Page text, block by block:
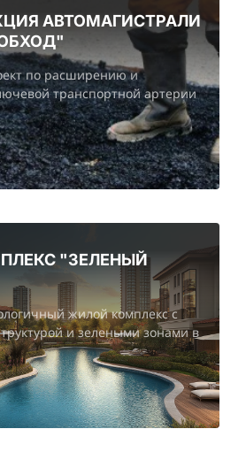
АВТОМАГИСТРАЛИ
по расширению и
транспортной артерии
"ЗЕЛЕНЫЙ
жилой комплекс с
и зелеными зонами в